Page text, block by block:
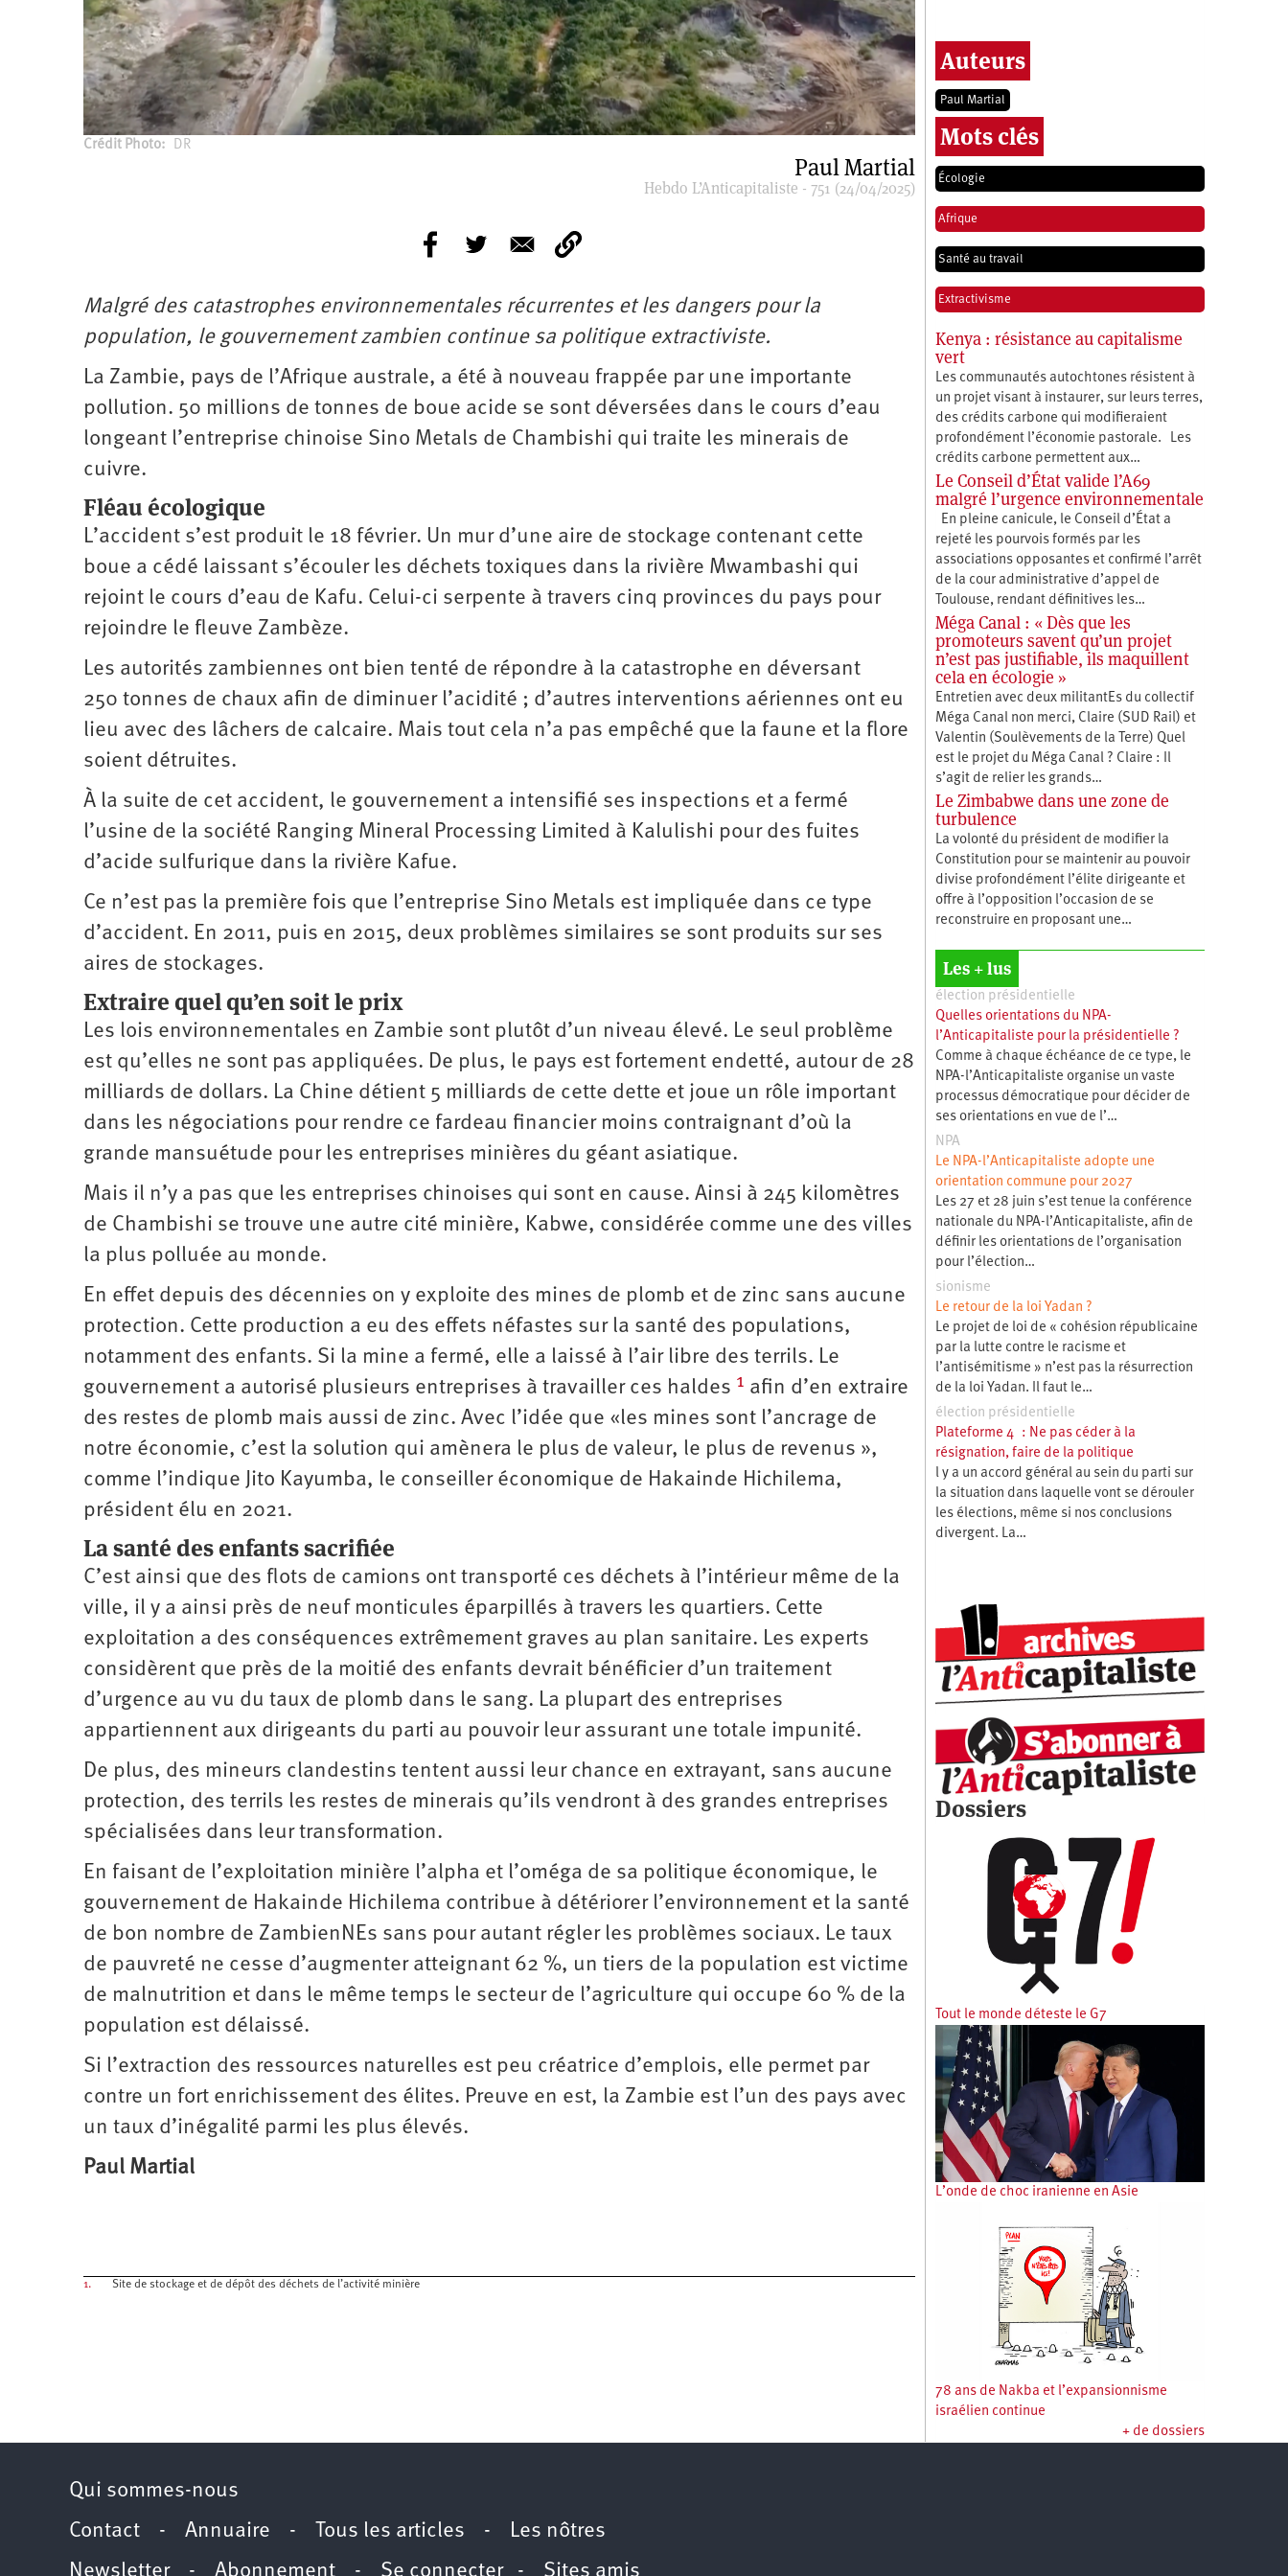
Hôpitaux
SNCF
Services
publics
LGBTI
Santé
Vidéos
Dans
mon
département
Amérique
du
Nord
Amérique
latine
Asie
Europe
Crédit Photo DR
Paul Martial
Hebdo L’Anticapitaliste - 751 (24/04/2025)
Malgré des catastrophes environnementales récurrentes et les dangers pour la
population, le gouvernement zambien continue sa politique extractiviste.
La Zambie, pays de l’Afrique australe, a été à nouveau frappée par une importante
pollution. 50 millions de tonnes de boue acide se sont déversées dans le cours d’eau
longeant l’entreprise chinoise Sino Metals de Chambishi qui traite les minerais de
cuivre.
Fléau écologique
L’accident s’est produit le 18 février. Un mur d’une aire de stockage contenant cette
boue a cédé laissant s’écouler les déchets toxiques dans la rivière Mwambashi qui
rejoint le cours d’eau de Kafu. Celui-ci serpente à travers cinq provinces du pays pour
rejoindre le fleuve Zambèze.
Les autorités zambiennes ont bien tenté de répondre à la catastrophe en déversant
250 tonnes de chaux afin de diminuer l’acidité ; d’autres interventions aériennes ont eu
lieu avec des lâchers de calcaire. Mais tout cela n’a pas empêché que la faune et la flore
soient détruites.
À la suite de cet accident, le gouvernement a intensifié ses inspections et a fermé
l’usine de la société Ranging Mineral Processing Limited à Kalulishi pour des fuites
d’acide sulfurique dans la rivière Kafue.
Ce n’est pas la première fois que l’entreprise Sino Metals est impliquée dans ce type
d’accident. En 2011, puis en 2015, deux problèmes similaires se sont produits sur ses
aires de stockages.
Extraire quel qu’en soit le prix
Les lois environnementales en Zambie sont plutôt d’un niveau élevé. Le seul problème
est qu’elles ne sont pas appliquées. De plus, le pays est fortement endetté, autour de 28
milliards de dollars. La Chine détient 5 milliards de cette dette et joue un rôle important
dans les négociations pour rendre ce fardeau financier moins contraignant d’où la
grande mansuétude pour les entreprises minières du géant asiatique.
Mais il n’y a pas que les entreprises chinoises qui sont en cause. Ainsi à 245 kilomètres
de Chambishi se trouve une autre cité minière, Kabwe, considérée comme une des villes
la plus polluée au monde.
En effet depuis des décennies on y exploite des mines de plomb et de zinc sans aucune
protection. Cette production a eu des effets néfastes sur la santé des populations,
notamment des enfants. Si la mine a fermé, elle a laissé à l’air libre des terrils. Le
gouvernement a autorisé plusieurs entreprises à travailler ces haldes 1 afin d’en extraire
des restes de plomb mais aussi de zinc. Avec l’idée que «les mines sont l’ancrage de
notre économie, c’est la solution qui amènera le plus de valeur, le plus de revenus »,
comme l’indique Jito Kayumba, le conseiller économique de Hakainde Hichilema,
président élu en 2021.
La santé des enfants sacrifiée
C’est ainsi que des flots de camions ont transporté ces déchets à l’intérieur même de la
ville, il y a ainsi près de neuf monticules éparpillés à travers les quartiers. Cette
exploitation a des conséquences extrêmement graves au plan sanitaire. Les experts
considèrent que près de la moitié des enfants devrait bénéficier d’un traitement
d’urgence au vu du taux de plomb dans le sang. La plupart des entreprises
appartiennent aux dirigeants du parti au pouvoir leur assurant une totale ­impunité.
De plus, des mineurs clandestins tentent aussi leur chance en extrayant, sans aucune
protection, des terrils les restes de minerais qu’ils vendront à des grandes entreprises
spécialisées dans leur transformation.
En faisant de l’exploitation minière l’alpha et l’oméga de sa politique économique, le
gouvernement de Hakainde Hichilema contribue à détériorer l’environnement et la santé
de bon nombre de ZambienNEs sans pour autant régler les problèmes sociaux. Le taux
de pauvreté ne cesse d’augmenter atteignant 62 %, un tiers de la population est victime
de malnutrition et dans le même temps le secteur de l’agriculture qui occupe 60 % de la
population est délaissé.
Si l’extraction des ressources naturelles est peu créatrice d’emplois, elle permet par
contre un fort enrichissement des élites. Preuve en est, la Zambie est l’un des pays avec
un taux d’inégalité parmi les plus élevés.
Paul Martial
1. Site de stockage et de dépôt des déchets de l’activité minière
Auteurs
Paul Martial
Mots clés
Écologie
Afrique
Santé au travail
Extractivisme
Kenya : résistance au capitalisme
vert
Les communautés autochtones résistent à
un projet visant à instaurer, sur leurs terres,
des crédits carbone qui modifieraient
profondément l’économie pastorale. Les
crédits carbone permettent aux…
Le Conseil d’État valide l’A69
malgré l’urgence environnementale
En pleine canicule, le Conseil d’État a
rejeté les pourvois formés par les
associations opposantes et confirmé l’arrêt
de la cour administrative d’appel de
Toulouse, rendant définitives les…
Méga Canal : « Dès que les
promoteurs savent qu’un projet
n’est pas justifiable, ils maquillent
cela en écologie »
Entretien avec deux militantEs du collectif
Méga Canal non merci, Claire (SUD Rail) et
Valentin (Soulèvements de la Terre) Quel
est le projet du Méga Canal ? Claire : Il
s’agit de relier les grands…
Le Zimbabwe dans une zone de
turbulence
La volonté du président de modifier la
Constitution pour se maintenir au pouvoir
divise profondément l’élite dirigeante et
offre à l’opposition l’occasion de se
reconstruire en proposant une…
Les + lus
élection présidentielle
Quelles orientations du NPA-
l’Anticapitaliste pour la présidentielle ?
Comme à chaque échéance de ce type, le
NPA-l’Anticapitaliste organise un vaste
processus démocratique pour décider de
ses orientations en vue de l’…
NPA
Le NPA-l’Anticapitaliste adopte une
orientation commune pour 2027
Les 27 et 28 juin s’est tenue la conférence
nationale du NPA-l’Anticapitaliste, afin de
définir les orientations de l’organisation
pour l’élection…
sionisme
Le retour de la loi Yadan ?
Le projet de loi de « cohésion républicaine
par la lutte contre le racisme et
l’antisémitisme » n’est pas la résurrection
de la loi Yadan. Il faut le…
élection présidentielle
Plateforme 4 : Ne pas céder à la
résignation, faire de la politique
l y a un accord général au sein du parti sur
la situation dans laquelle vont se dérouler
les élections, même si nos conclusions
divergent. La…
Dossiers
Tout le monde déteste le G7
L’onde de choc iranienne en Asie
78 ans de Nakba et l’expansionnisme
israélien continue
+ de dossiers
Qui sommes-nous
Contact - Annuaire - Tous les articles - Les nôtres